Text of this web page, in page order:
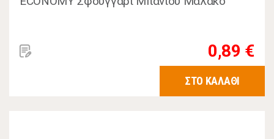
0,89 €
ΣΤΟ ΚΑΛΑΘΙ